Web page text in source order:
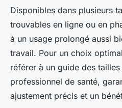
Disponibles dans plusieurs
trouvables en ligne ou en
à un usage prolongé aussi
travail. Pour un choix
référer à un guide des
professionnel de santé,
ajustement précis et un